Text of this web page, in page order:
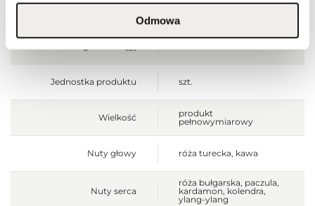
Odmowa
Głębokość opakowania
Jednostka produktu szt.
Wielkość
produkt
pełnowymiarowy
Nuty głowy róża turecka, kawa
Nuty serca
róża bułgarska, paczula,
kardamon, kolendra,
ylang-ylang